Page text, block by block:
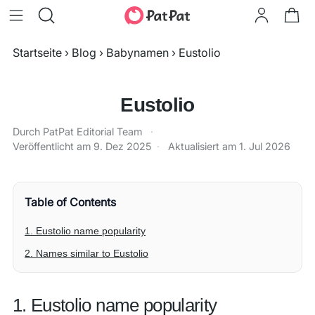
Startseite › Blog › Babynamen › Eustolio
Eustolio
Durch PatPat Editorial Team
·
Veröffentlicht am 9. Dez 2025 · Aktualisiert am 1. Jul 2026
Table of Contents
1. Eustolio name popularity
2. Names similar to Eustolio
1. Eustolio name popularity